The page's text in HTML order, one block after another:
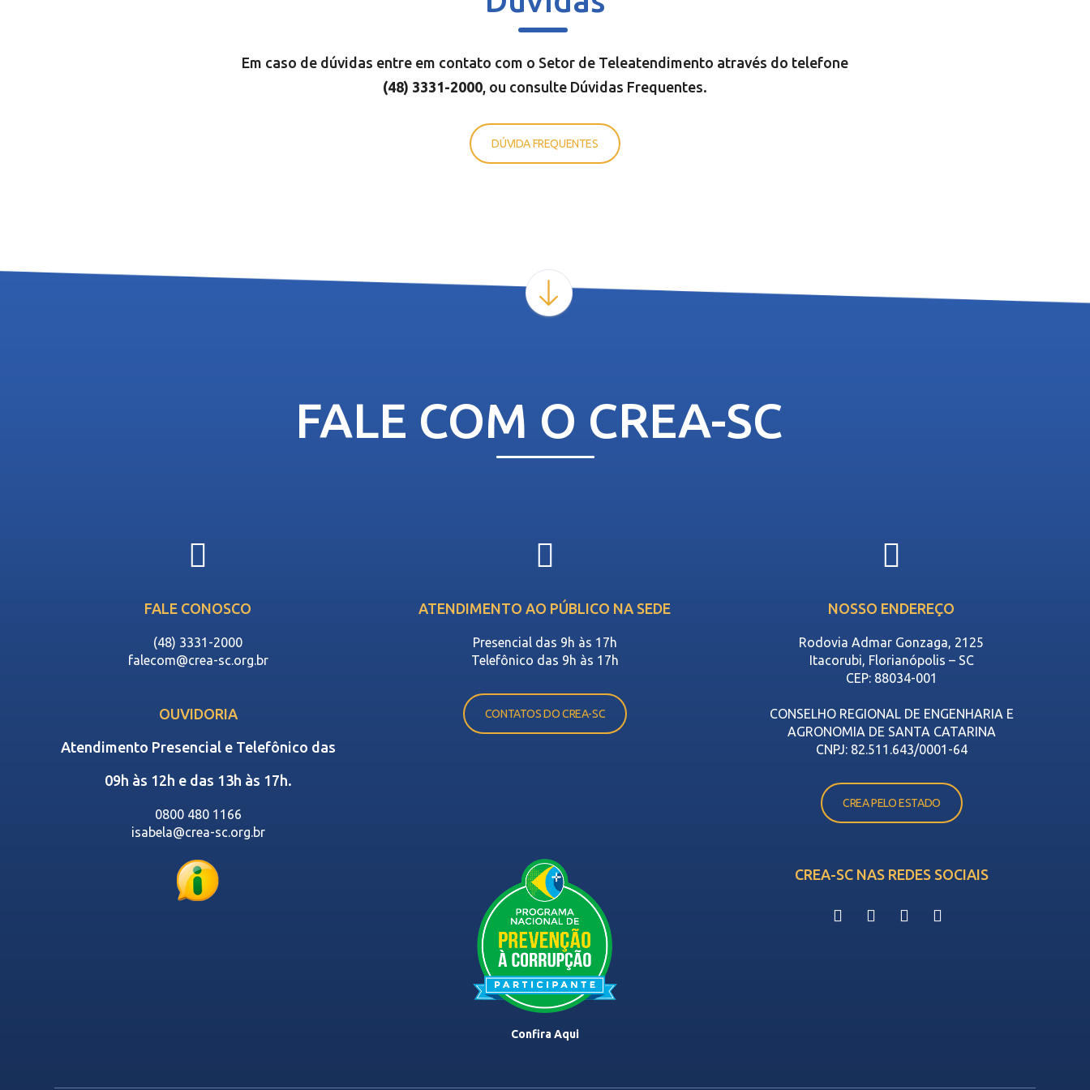
Em caso de dúvidas entre em contato com o Setor de Teleatendimento através do telefone
(48) 3331-2000, ou consulte Dúvidas Frequentes.
DÚVIDA FREQUENTES
FALE COM O CREA-SC
FALE CONOSCO
(48) 3331-2000
falecom@crea-sc.org.br
OUVIDORIA
Atendimento Presencial e Telefônico das
09h às 12h e das 13h às 17h.
0800 480 1166
isabela@crea-sc.org.br
ATENDIMENTO AO PÚBLICO NA SEDE
Presencial das 9h às 17h
Telefônico das 9h às 17h
CONTATOS DO CREA-SC
NOSSO ENDEREÇO
Rodovia Admar Gonzaga, 2125
Itacorubi, Florianópolis – SC
CEP: 88034-001
CONSELHO REGIONAL DE ENGENHARIA E
AGRONOMIA DE SANTA CATARINA
CNPJ: 82.511.643/0001-64
CREA PELO ESTADO
Confira Aqui
CREA-SC NAS REDES SOCIAIS